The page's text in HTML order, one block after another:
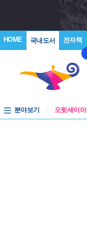
HOME 국내도서 전자책
분야보기 오뒷세이아